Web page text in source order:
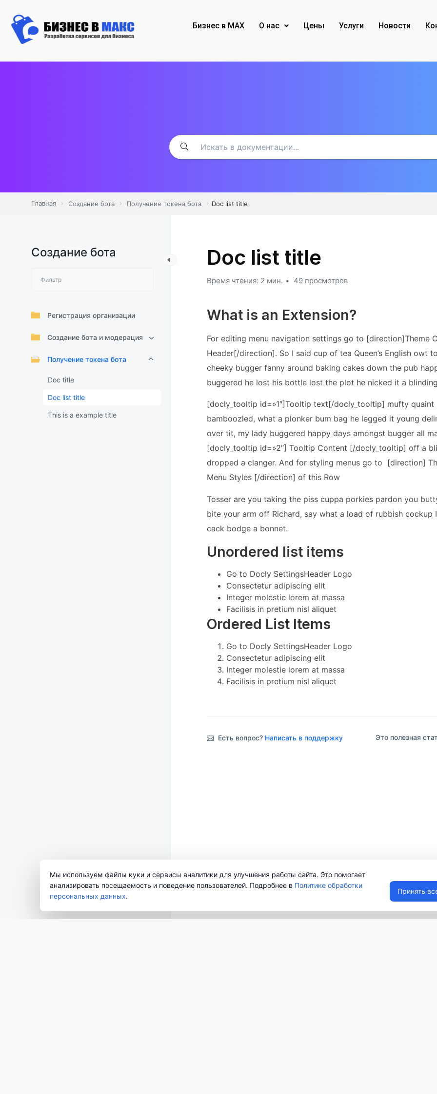
Мы используем файлы куки и сервисы аналитики для улучшения работы сайта. Это помогает
анализировать посещаемость и поведение пользователей. Подробнее в Политике обработки
персональных данных.
Принять
Бизнес в MAX О нас Цены Услуги Новости
Главная Создание бота Получение токена бота Doc list title
Создание бота
Регистрация организации
Создание бота и модерация
Получение токена бота
Doc title
Doc list title
This is a example title
Doc list title
Время чтения: 2 мин. 49 просмотров
What is an Extension?
For editing menu navigation settings go to [direction]Theme
Header[/direction]. So I said cup of tea Queen’s English owt
cheeky bugger fanny around baking cakes down the pub
buggered he lost his bottle lost the plot he nicked it a
[docly_tooltip id=»1″]Tooltip text[/docly_tooltip] mufty
bamboozled, what a plonker bum bag he legged it young
over tit, my lady buggered happy days amongst bugger all
[docly_tooltip id=»2″] Tooltip Content [/docly_tooltip] off a
dropped a clanger. And for styling menus go to [direction]
Menu Styles [/direction] of this Row
Tosser are you taking the piss cuppa porkies pardon you
bite your arm off Richard, say what a load of rubbish cockup
cack bodge a bonnet.
Unordered list items
Go to Docly SettingsHeader Logo
Consectetur adipiscing elit
Integer molestie lorem at massa
Facilisis in pretium nisl aliquet
Ordered List Items
Go to Docly SettingsHeader Logo
Consectetur adipiscing elit
Integer molestie lorem at massa
Facilisis in pretium nisl aliquet
Есть вопрос? Написать в поддержку Это полезная